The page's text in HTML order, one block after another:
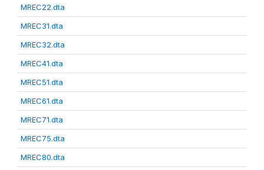
MREC22.dta
MREC31.dta
MREC32.dta
MREC41.dta
MREC51.dta
MREC61.dta
MREC71.dta
MREC75.dta
MREC80.dta